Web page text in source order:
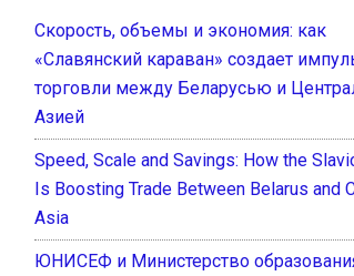
Скорость, объемы и экономия: как
«Славянский караван» создает
торговли между Беларусью и
Азией
Speed, Scale and Savings: How the
Is Boosting Trade Between Belarus and
Asia
ЮНИСЕФ и Министерство